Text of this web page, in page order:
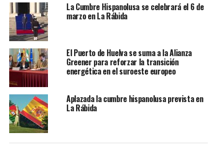
La Cumbre Hispanolusa se celebrará el 6 de
marzo en La Rábida
El Puerto de Huelva se suma a la Alianza
Greener para reforzar la transición
energética en el suroeste europeo
Aplazada la cumbre hispanolusa prevista en
La Rábida